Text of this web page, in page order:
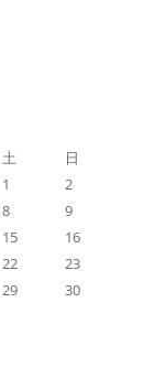
土
日
1
2
8
9
15
16
22
23
29
30